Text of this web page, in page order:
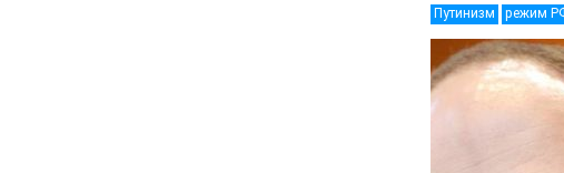
Путинизм режим